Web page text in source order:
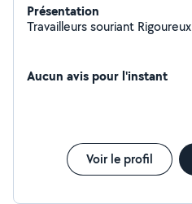
Présentation
Travailleurs souriant Rigoureux
Aucun avis pour l'instant
Voir le profil